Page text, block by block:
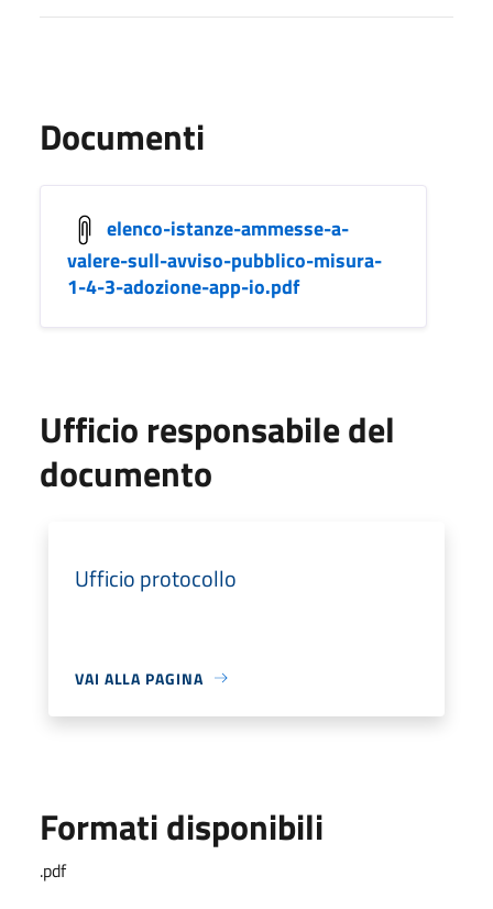
Documenti
elenco-istanze-ammesse-a-
valere-sull-avviso-pubblico-misura-
1-4-3-adozione-app-io.pdf
Ufficio responsabile del
documento
Ufficio protocollo
VAI ALLA PAGINA
Formati disponibili
.pdf